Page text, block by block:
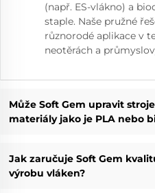
(např. ES-vlákno) a
staple. Naše pružné
různorodé aplikace v
neotěrách a
Může Soft Gem upravit
materiály jako je PLA nebo
Jak zaručuje Soft Gem
výrobu vláken?